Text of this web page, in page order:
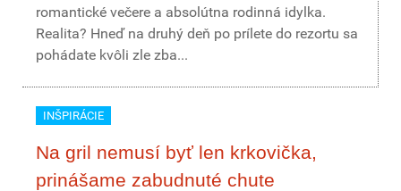
romantické večere a absolútna rodinná idylka.
Realita? Hneď na druhý deň po prílete do rezortu sa
pohádate kvôli zle zba...
INŠPIRÁCIE
Na gril nemusí byť len krkovička,
prinášame zabudnuté chute